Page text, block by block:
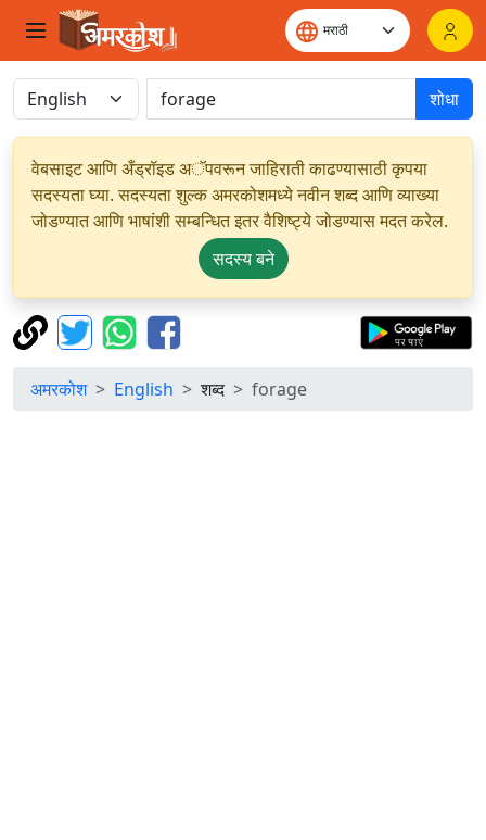
शोधा
वेबसाइट आणि अँड्रॉइड अॅपवरून जाहिराती काढण्यासाठी कृपया
सदस्यता घ्या. सदस्यता शुल्क अमरकोशमध्ये नवीन शब्द आणि व्याख्या
जोडण्यात आणि भाषांशी सम्बन्धित इतर वैशिष्ट्ये जोडण्यास मदत करेल.
सदस्य बने
अमरकोश English शब्द forage